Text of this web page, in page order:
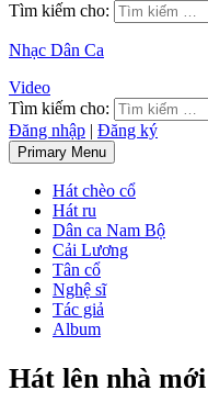
Tìm kiếm cho:
Nhạc Dân Ca
Video
Tìm kiếm cho:
Đăng nhập | Đăng ký
Primary Menu
Hát chèo cổ
Hát ru
Dân ca Nam Bộ
Cải Lương
Tân cổ
Nghệ sĩ
Tác giả
Album
Hát lên nhà